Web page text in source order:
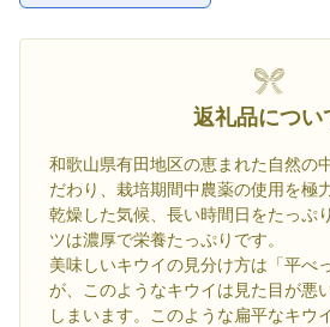
返礼品につい
和歌山県有田地区の恵まれた自然の
だわり、栽培期間中農薬の使用を極
乾燥した気候、長い時間日をたっぷ
ツは濃厚で栄養たっぷりです。
美味しいキウイの見分け方は「平べ
が、このようなキウイは見た目が悪
しまいます。このような扁平なキウ